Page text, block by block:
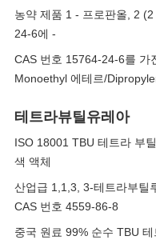
농약 제품 1 - 프로판올, 2
24-6에 -
CAS 번호 15764-24-6를 가
Monoethyl 에테르/
테트라뷰틸유레아
ISO 18001 TBU 테트라 부
색 액체
산업급 1,1,3, 3-테트라부틸
CAS 번호 4559-86-8
중국 원료 99% 순수 TBU